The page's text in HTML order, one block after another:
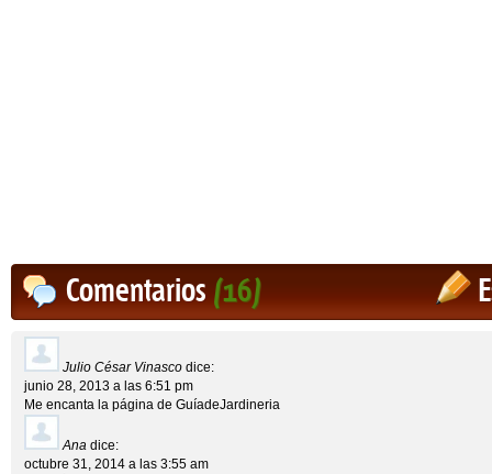
Comentarios(16)
Julio César Vinasco dice:
junio 28, 2013 a las 6:51 pm
Me encanta la página de GuíadeJardineria
Ana dice:
octubre 31, 2014 a las 3:55 am